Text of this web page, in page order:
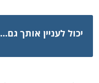
יכול לעניין אותך גם...